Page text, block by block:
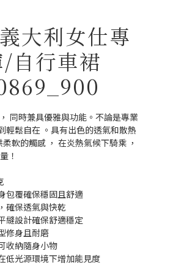
大利女仕專
自行車裙
同時兼具優雅與功能。不論是專業
輕鬆自在 。具有出色的透氣和散熱
軟的觸感 ， 在炎熱氣候下騎乘 ，
！
包覆確保穩固且舒適
確保透氣與快乾
縫設計確保舒適穩定
修身且耐磨
收納隨身小物
低光源環境下增加能見度